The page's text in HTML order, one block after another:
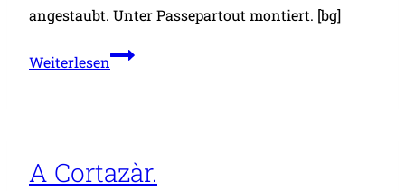
angestaubt. Unter Passepartout montiert. [bg]
WeiterlesenHeidelberg:
auf
A Cortazàr.